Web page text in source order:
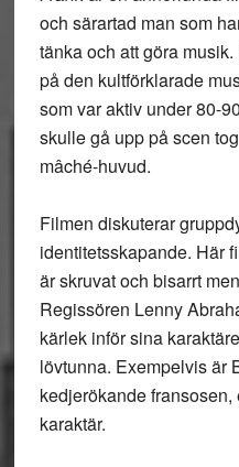
och särartad man som
tänka och att göra
på den kultförklarade
som var aktiv under 80-
skulle gå upp på scen
mâché-huvud.
Filmen diskuterar
identitetsskapande. Här
är skruvat och bisarrt
Regissören Lenny
kärlek inför sina
lövtunna. Exempelvis är
kedjerökande
karaktär.